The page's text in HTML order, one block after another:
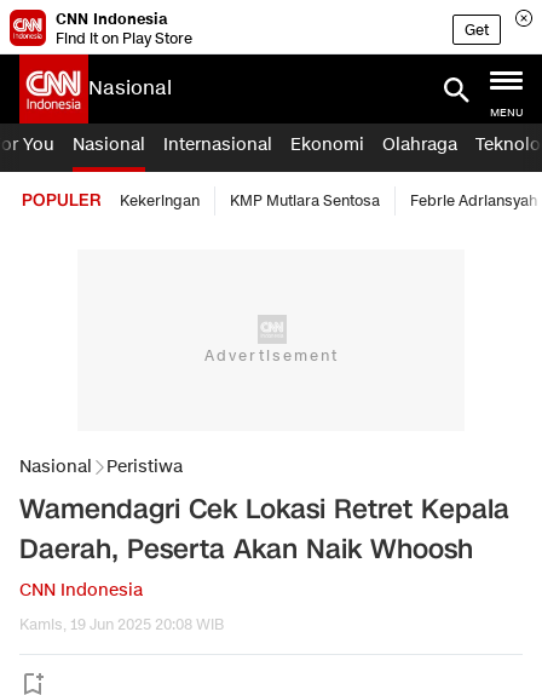
CNN Indonesia
Find it on Play Store
Get
Nasional
MENU
You Nasional Internasional Ekonomi Olahraga
POPULER Kekeringan KMP Mutiara Sentosa Febrie Adriansyah
Nasional Peristiwa
Wamendagri Cek Lokasi Retret Kepala
Daerah, Peserta Akan Naik Whoosh
CNN Indonesia
Kamis, 19 Jun 2025 20:08 WIB